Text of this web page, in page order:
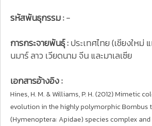
รหัสพันธุกรรม :-
การกระจายพันธุ์ :ประเทศไทย (เชียงใหม่
นมาร์ ลาว เวียดนาม จีน และมาเลเซีย
เอกสารอ้างอิง :
Hines, H. M. & Williams, P. H. (2012) Mimetic
evolution in the highly polymorphic Bombus
(Hymenoptera: Apidae) species complex